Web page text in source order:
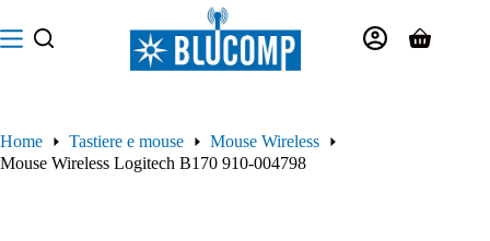
al
contenuto
Carrello
Home Tastiere e mouse
Mouse Wireless
Mouse Wireless Logitech B170 910-004798